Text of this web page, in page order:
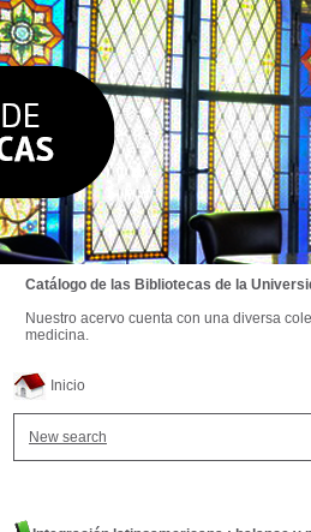
Inicio
New search
Catálogo de las Bibliotecas de la
Nuestro acervo cuenta con una diversa
medicina.